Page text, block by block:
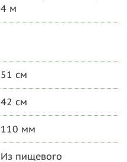
4 м
51 см
42 см
110 мм
Из пищевого